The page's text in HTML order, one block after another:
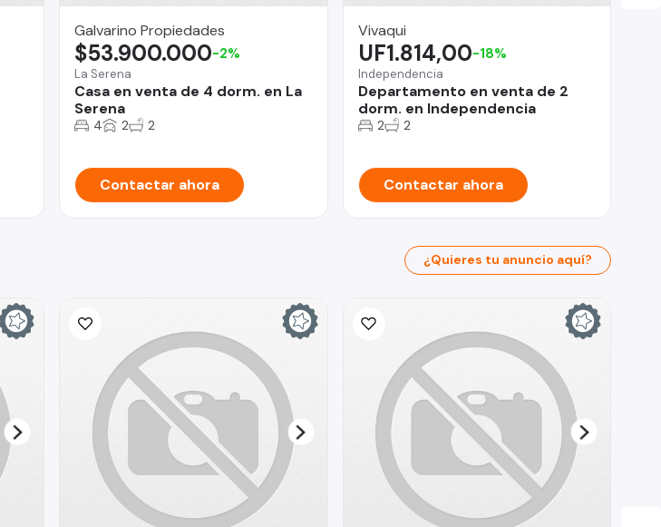
Galvarino Propiedades
La Serena
Casa en venta de 4 dorm. en La
Serena
$53.900.000-2%
4 2 2
Contactar ahora
Vivaqui
Independencia
Departamento en venta de 2
dorm. en Independencia
UF1.814,00-18%
2 2
Contactar ahora
¿Quieres tu anuncio aquí?